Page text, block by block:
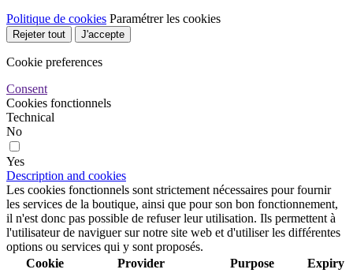
Politique de cookies Paramétrer les cookies
Rejeter tout J'accepte
Cookie preferences
Consent
Cookies fonctionnels
Technical
No
Yes
Description and cookies
Les cookies fonctionnels sont strictement nécessaires pour fournir
les services de la boutique, ainsi que pour son bon fonctionnement,
il n'est donc pas possible de refuser leur utilisation. Ils permettent à
l'utilisateur de naviguer sur notre site web et d'utiliser les différentes
options ou services qui y sont proposés.
Cookie
Provider Purpose Expiry